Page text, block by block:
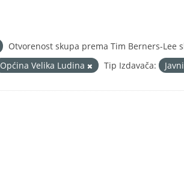
Otvorenost skupa prema Tim Berners-Lee
Općina Velika Ludina Tip Izdavača: